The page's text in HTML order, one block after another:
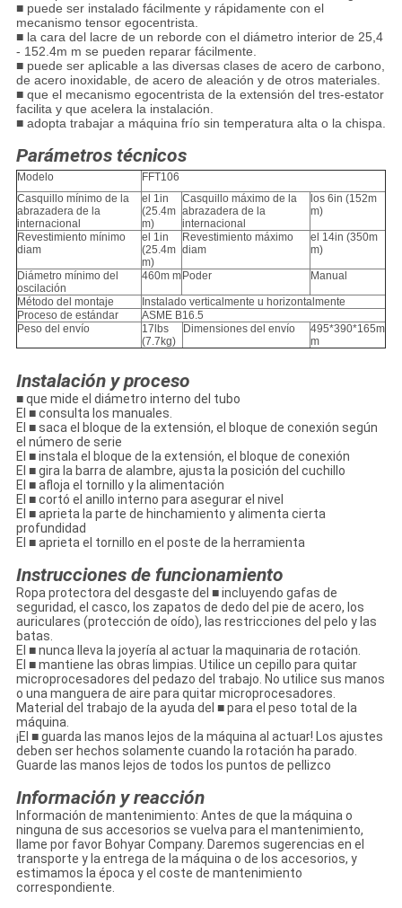
■ puede ser instalado fácilmente y rápidamente con el
mecanismo tensor egocentrista.
■ la cara del lacre de un reborde con el diámetro interior de 25,4
- 152.4m m se pueden reparar fácilmente.
■ puede ser aplicable a las diversas clases de acero de carbono,
de acero inoxidable, de acero de aleación y de otros materiales.
■ que el mecanismo egocentrista de la extensión del tres-estator
facilita y que acelera la instalación.
■ adopta trabajar a máquina frío sin temperatura alta o la chispa.
Parámetros técnicos
Modelo
FFT106
Casquillo mínimo de la
abrazadera de la
internacional
el 1in
(25.4m
m)
Casquillo máximo de la
abrazadera de la
internacional
los 6in (152m
m)
Revestimiento mínimo
diam
el 1in
(25.4m
m)
Revestimiento máximo
diam
el 14in (350m
m)
Diámetro mínimo del
oscilación
460m m Poder Manual
Método del montaje
Instalado verticalmente u horizontalmente
Proceso de estándar
ASME B16.5
Peso del envío
17lbs
(7.7kg)
Dimensiones del envío
495*390*165m
m
Instalación y proceso
■ que mide el diámetro interno del tubo
El ■ consulta los manuales.
El ■ saca el bloque de la extensión, el bloque de conexión según
el número de serie
El ■ instala el bloque de la extensión, el bloque de conexión
El ■ gira la barra de alambre, ajusta la posición del cuchillo
El ■ afloja el tornillo y la alimentación
El ■ cortó el anillo interno para asegurar el nivel
El ■ aprieta la parte de hinchamiento y alimenta cierta
profundidad
El ■ aprieta el tornillo en el poste de la herramienta
Instrucciones de funcionamiento
Ropa protectora del desgaste del ■ incluyendo gafas de
seguridad, el casco, los zapatos de dedo del pie de acero, los
auriculares (protección de oído), las restricciones del pelo y las
batas.
El ■ nunca lleva la joyería al actuar la maquinaria de rotación.
El ■ mantiene las obras limpias. Utilice un cepillo para quitar
microprocesadores del pedazo del trabajo. No utilice sus manos
o una manguera de aire para quitar microprocesadores.
Material del trabajo de la ayuda del ■ para el peso total de la
máquina.
¡El ■ guarda las manos lejos de la máquina al actuar! Los ajustes
deben ser hechos solamente cuando la rotación ha parado.
Guarde las manos lejos de todos los puntos de pellizco
Información y reacción
Información de mantenimiento: Antes de que la máquina o
ninguna de sus accesorios se vuelva para el mantenimiento,
llame por favor Bohyar Company. Daremos sugerencias en el
transporte y la entrega de la máquina o de los accesorios, y
estimamos la época y el coste de mantenimiento
correspondiente.